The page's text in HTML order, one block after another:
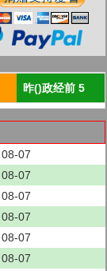
昨()政经前 5
08-07
08-07
08-07
08-07
08-07
08-07